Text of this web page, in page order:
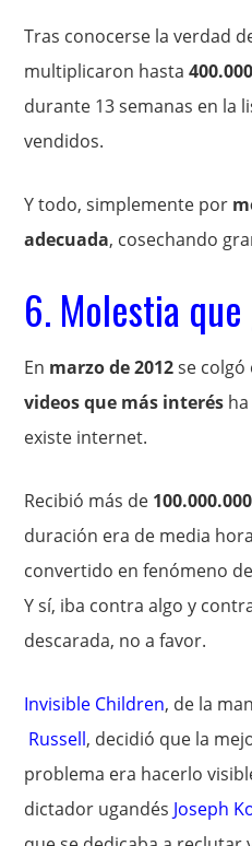
Tras conocerse la verdad
multiplicaron hasta
durante 13 semanas en la
vendidos.
Y todo, simplemente por
adecuada, cosechando
6. Molestia
En marzo de 2012se
videos que más interés
existe internet.
Recibió más de
duración era de media
convertido en fenómeno
Y sí, iba contra algo y
descarada, no a favor.
Invisible Children, de la
Russell, decidió que la
problema era hacerlo
dictador ugandés Joseph